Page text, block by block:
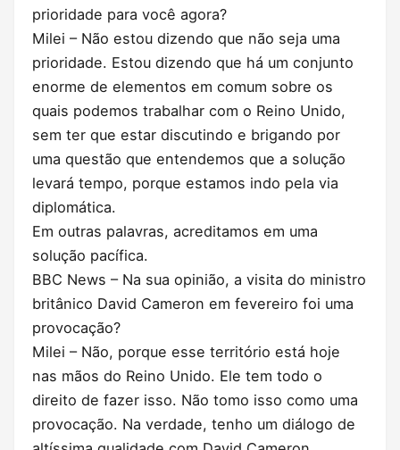
prioridade para você agora?
Milei – Não estou dizendo que não seja uma
prioridade. Estou dizendo que há um conjunto
enorme de elementos em comum sobre os
quais podemos trabalhar com o Reino Unido,
sem ter que estar discutindo e brigando por
uma questão que entendemos que a solução
levará tempo, porque estamos indo pela via
diplomática.
Em outras palavras, acreditamos em uma
solução pacífica.
BBC News – Na sua opinião, a visita do ministro
britânico David Cameron em fevereiro foi uma
provocação?
Milei – Não, porque esse território está hoje
nas mãos do Reino Unido. Ele tem todo o
direito de fazer isso. Não tomo isso como uma
provocação. Na verdade, tenho um diálogo de